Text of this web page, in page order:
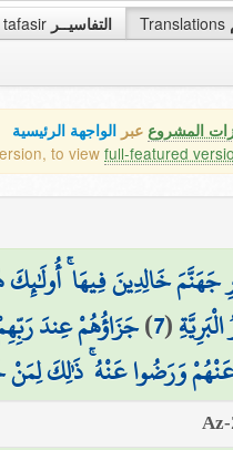
tafasir التفاسيــر Translations
المشروع عبر الواجهة الرئيسية
to view full-featured
خَالِدِينَ فِيهَا ۚ أُولَٰئِكَ
(
7
)جَزَاؤُهُمْ عِندَ
عَنْهُمْ وَرَضُوا عَنْهُ ۚ ذَٰلِكَ